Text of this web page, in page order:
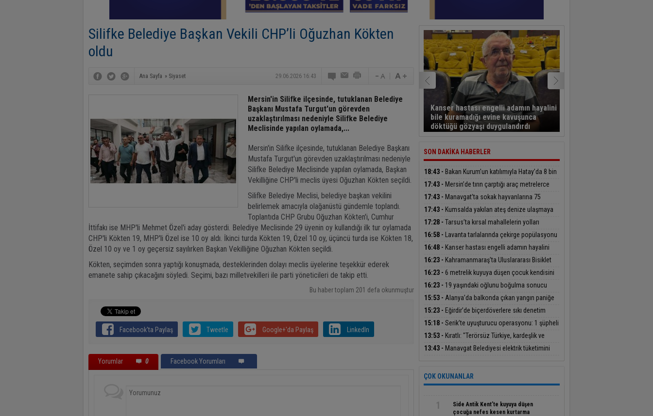
Silifke Belediye Başkan Vekili CHP’li Oğuzhan Kökten
oldu
Ana Sayfa » Siyaset 29.06.2026 16:43
Mersin'in Silifke ilçesinde, tutuklanan Belediye
Başkanı Mustafa Turgut'un görevden
uzaklaştırılması nedeniyle Silifke Belediye
Meclisinde yapılan oylamada,...
Mersin'in Silifke ilçesinde, tutuklanan Belediye Başkanı
Mustafa Turgut'un görevden uzaklaştırılması nedeniyle
Silifke Belediye Meclisinde yapılan oylamada, Başkan
Vekilliğine CHP'li meclis üyesi Oğuzhan Kökten seçildi.
Silifke Belediye Meclisi, belediye başkan vekilini
belirlemek amacıyla olağanüstü gündemle toplandı.
Toplantıda CHP Grubu Oğuzhan Kökten'i, Cumhur
İttifakı ise MHP'li Mehmet Özel'i aday gösterdi. Belediye Meclisinde 29 üyenin oy kullandığı ilk tur oylamada
CHP'li Kökten 19, MHP'li Özel ise 10 oy aldı. İkinci turda Kökten 19, Özel 10 oy, üçüncü turda ise Kökten 18,
Özel 10 oy ve 1 oy geçersiz sayılırken Başkan Vekilliğine Oğuzhan Kökten seçildi.
Kökten, seçimden sonra yaptığı konuşmada, desteklerinden dolayı meclis üyelerine teşekkür ederek
emanete sahip çıkacağını söyledi. Seçimi, bazı milletvekilleri ile parti yöneticileri de takip etti.
Bu haber toplam 201 defa okunmuştur
Facebook'ta Paylaş Tweetle Google+'da Paylaş LinkedIn
Yorumlar 0 Facebook Yorumları
Kanser hastası engelli adamın hayalini
bile kuramadığı evine kavuşunca
döktüğü gözyaşı duygulandırdı
SON DAKİKA HABERLER
18:43 - Bakan Kurum’un katılımıyla Hatay’da 8 bin
500 hak sahibinin konutu belirlendi
17:43 - Mersin’de tırın çarptığı araç metrelerce
sürüklendi
17:43 - Manavgat’ta sokak hayvanlarına 75
dönümlük yaşam alanı
17:43 - Kumsalda yakılan ateş denize ulaşmaya
çalışan yavru carettayı yakıp telef etti
17:28 - Tarsus’ta kırsal mahallelerin yolları
parkeyle yenileniyor
16:58 -
Lavanta tarlalarında çekirge popülasyonu
incelendi
16:48 - Kanser hastası engelli adamın hayalini
bile kuramadığı evine kavuşunca döktüğü gözyaşı
duygulandırdı
16:23 - Kahramanmaraş’ta Uluslararası Bisiklet
Turnuvası tamamlandı
16:23 - 6 metrelik kuyuya düşen çocuk kendisini
kurtaran kahramanıyla buluştu
16:23 - 19 yaşındaki oğlunu boğulma sonucu
kaybeden acılı babanın feryadı yürekleri dağladı
15:53 - Alanya’da balkonda çıkan yangın paniğe
neden oldu
15:23 - Eğirdir’de biçerdöverlere sıkı denetim
15:18 - Serik’te uyuşturucu operasyonu: 1 şüpheli
tutuklandı
13:53 - Kıratlı: "Terörsüz Türkiye, kardeşlik ve
güçlü gelecek demektir"
13:43 - Manavgat Belediyesi elektrik tüketimini
ÇOK OKUNANLAR
1
Side Antik Kent’te kuyuya düşen
çocuğa nefes kesen kurtarma